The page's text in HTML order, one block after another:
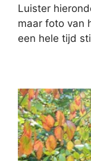
Luister
maar foto van
een hele tijd